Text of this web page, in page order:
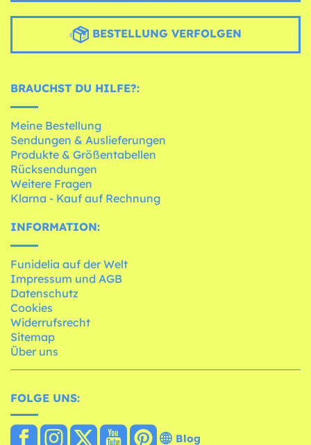
BESTELLUNG VERFOLGEN
BRAUCHST DU HILFE?:
Meine Bestellung
Sendungen & Auslieferungen
Produkte & Größentabellen
Rücksendungen
Weitere Fragen
Klarna - Kauf auf Rechnung
INFORMATION:
Funidelia auf der Welt
Impressum und AGB
Datenschutz
Cookies
Widerrufsrecht
Sitemap
Über uns
FOLGE UNS:
Blog